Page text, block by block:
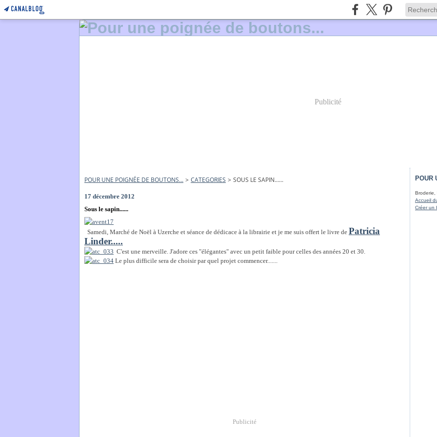
Publicité
POUR UNE POIGNÉE DE BOUTONS... > CATEGORIES > SOUS LE SAPIN......
17 décembre 2012
Sous le sapin......
Samedi, Marché de Noël à Uzerche et séance de dédicace à la librairie et je me suis offert le livre de Patricia
Linder.....
C'est une merveille. J'adore ces "élégantes" avec un petit faible pour celles des années 20 et 30.
Le plus difficile sera de choisir par quel projet commencer.......
Publicité
POUR
Broderie,
Accueil
Créer un